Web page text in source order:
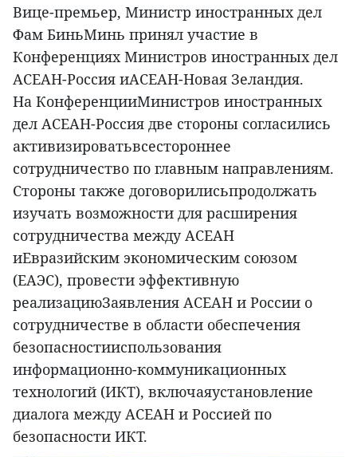
Вице-премьер, Министр иностранных дел
Фам БиньМинь принял участие в
Конференциях Министров иностранных дел
АСЕАН-Россия иАСЕАН-Новая Зеландия.
На КонференцииМинистров иностранных
дел АСЕАН-Россия две стороны согласились
активизироватьвсестороннее
сотрудничество по главным направлениям.
Стороны также договорилисьпродолжать
изучать возможности для расширения
сотрудничества между АСЕАН
иЕвразийским экономическим союзом
(ЕАЭС), провести эффективную
реализациюЗаявления АСЕАН и России о
сотрудничестве в области обеспечения
безопасностииспользования
информационно-коммуникационных
технологий (ИКТ), включаяустановление
диалога между АСЕАН и Россией по
безопасности ИКТ.